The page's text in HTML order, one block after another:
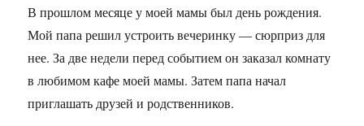
В прошлом месяце у моей мамы был день рождения.
Мой папа решил устроить вечеринку — сюрприз для
нее. За две недели перед событием он заказал комнату
в любимом кафе моей мамы. Затем папа начал
приглашать друзей и родственников.